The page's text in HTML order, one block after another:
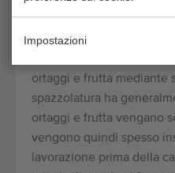
Impostazioni
Le spazzolatrici, anche
utilizzate per pulire a
ortaggi e frutta mediante
spazzolatura ha
ortaggi e frutta vengano
vengono quindi spesso
lavorazione prima della